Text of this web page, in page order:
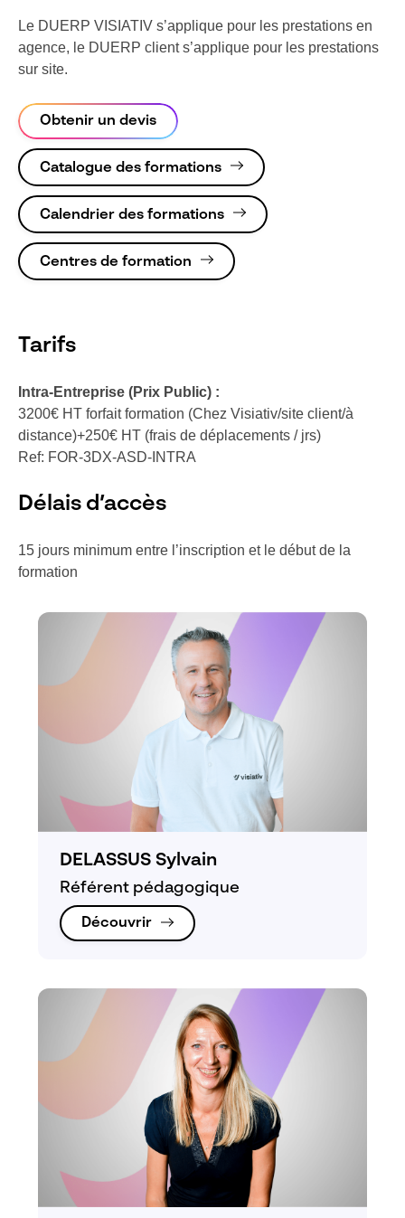
Le DUERP VISIATIV s’applique pour les prestations en
agence, le DUERP client s’applique pour les prestations
sur site.
Obtenir un devis
Catalogue des formations
Calendrier des formations
Centres de formation
Tarifs
Intra-Entreprise (Prix Public) :
3200€ HT forfait formation (Chez Visiativ/site client/à
distance)+250€ HT (frais de déplacements / jrs)
Ref: FOR-3DX-ASD-INTRA
Délais d’accès
15 jours minimum entre l’inscription et le début de la
formation
DELASSUS Sylvain
Référent pédagogique
Découvrir